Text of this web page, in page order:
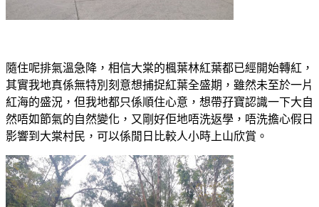
隨住呢排氣溫急降，相信大棠的楓葉林紅葉都已經開始轉紅，
其實我地真係無特別刻意想捕捉紅葉全盛期，雖然未至於一片
紅海的盛況，但我地都只係順住心意，想帶孖寶認識一下大自
然唔如節氣的自然變化，又剛好佢地唔洗返學，唔洗擔心假日
影響到大棠村民，可以係閒日比較人小時上山欣賞。